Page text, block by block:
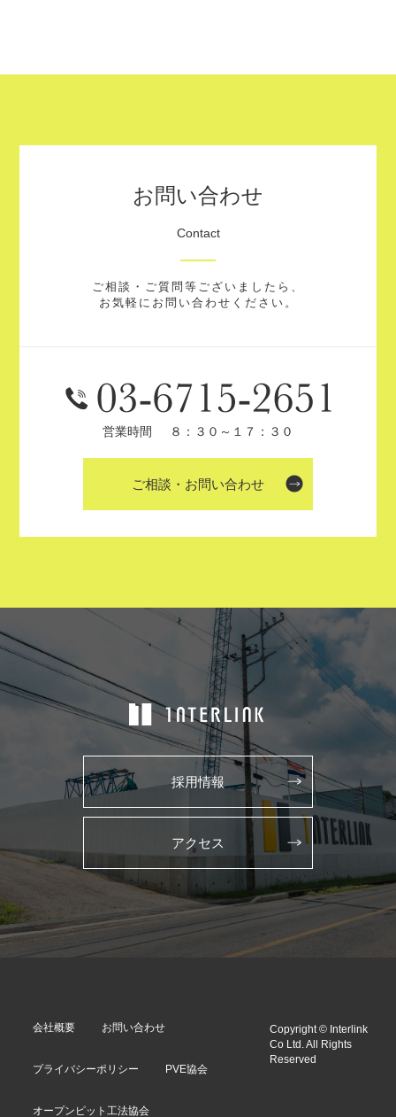
お問い合わせ
Contact
ご相談・ご質問等ございましたら、
お気軽にお問い合わせください。
営業時間 ８：３０～１７：３０
ご相談・お問い合わせ
採用情報
アクセス
会社概要 お問い合わせ
プライバシーポリシー PVE協会
オープンピット工法協会
Copyright © Interlink
Co Ltd. All Rights
Reserved